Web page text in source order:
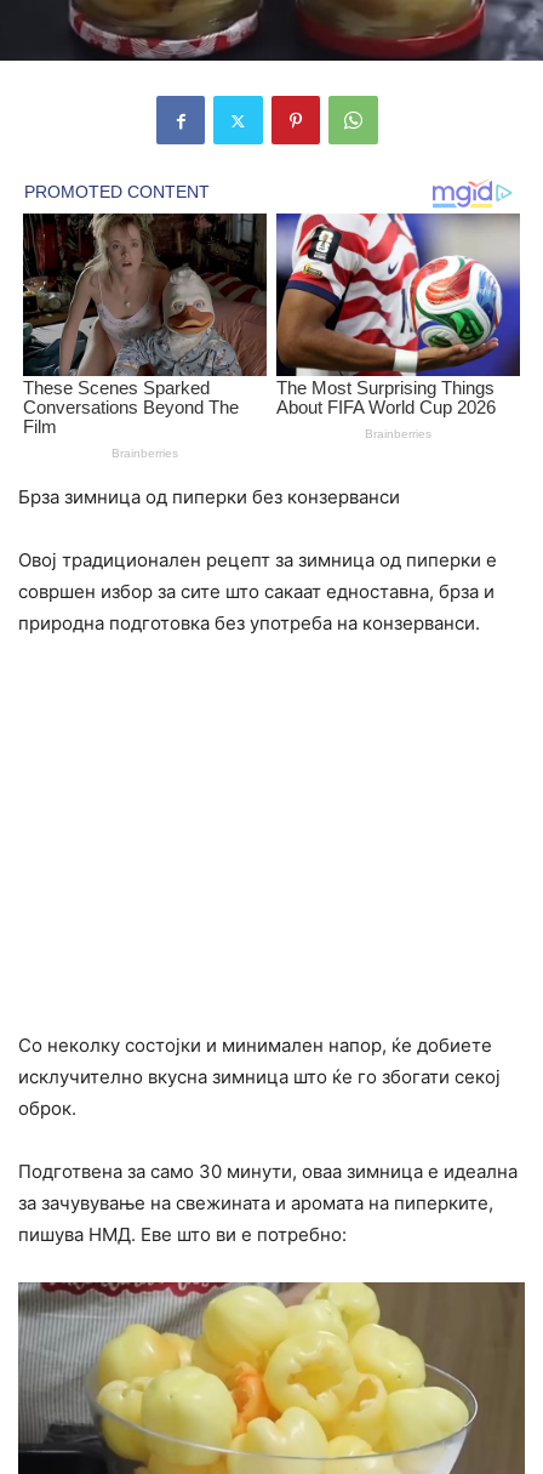
Брза зимница од пиперки без конзерванси
Овој традиционален рецепт за зимница од пиперки е
совршен избор за сите што сакаат едноставна, брза и
природна подготовка без употреба на конзерванси.
Со неколку состојки и минимален напор, ќе добиете
исклучително вкусна зимница што ќе го збогати секој
оброк.
Подготвена за само 30 минути, оваа зимница е идеална
за зачувување на свежината и аромата на пиперките,
пишува НМД. Еве што ви е потребно: